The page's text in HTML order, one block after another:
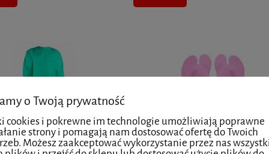
OCHRONNY JEDNORAZOWY
Japonki kosmetyczne piankowe 10 par -
o Twoją prywatność
cookies i pokrewne im technologie umożliwiają poprawne
strony i pomagają nam dostosować ofertę do Twoich
Możesz zaakceptować wykorzystanie przez nas